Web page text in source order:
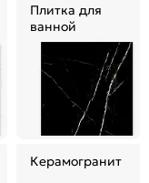
Плитка для
ванной
Керамогранит